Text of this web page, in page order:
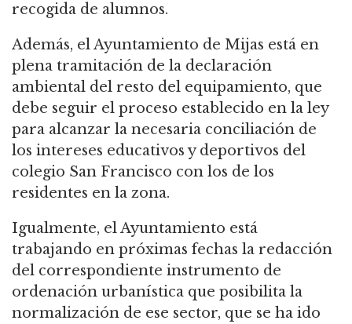
recogida de alumnos.
Además, el Ayuntamiento de Mijas está en
plena tramitación de la declaración
ambiental del resto del equipamiento, que
debe seguir el proceso establecido en la ley
para alcanzar la necesaria conciliación de
los intereses educativos y deportivos del
colegio San Francisco con los de los
residentes en la zona.
Igualmente, el Ayuntamiento está
trabajando en próximas fechas la redacción
del correspondiente instrumento de
ordenación urbanística que posibilita la
normalización de ese sector, que se ha ido